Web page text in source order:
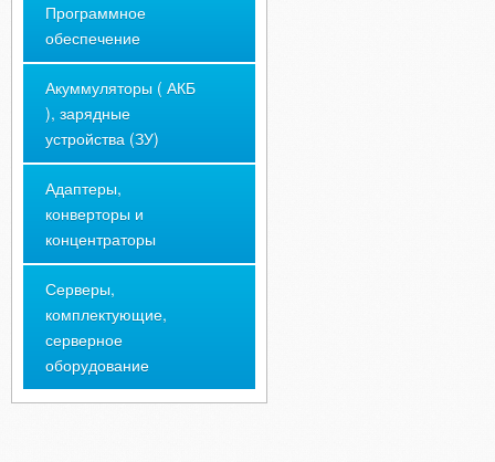
Программное
обеспечение
Акуммуляторы ( АКБ
), зарядные
устройства (ЗУ)
Адаптеры,
конверторы и
концентраторы
Серверы,
комплектующие,
серверное
оборудование